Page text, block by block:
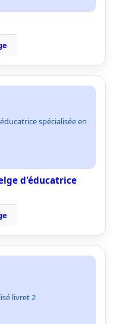
spécialisée en
d'éducatrice
livret 2